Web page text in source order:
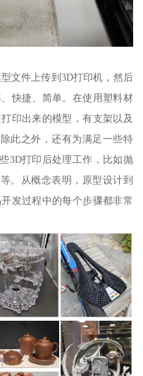
文件上传到3D打印机，然后
快捷、简单。在使用塑料材
印出来的模型，有支架以及
此之外，还有为满足一些特
3D打印后处理工作，比如抛
。从概念表明，原型设计到
发过程中的每个步骤都非常